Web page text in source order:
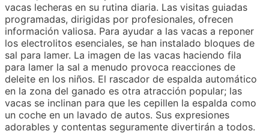
vacas lecheras en su rutina diaria. Las visitas guiadas
programadas, dirigidas por profesionales, ofrecen
información valiosa. Para ayudar a las vacas a reponer
los electrolitos esenciales, se han instalado bloques de
sal para lamer. La imagen de las vacas haciendo fila
para lamer la sal a menudo provoca reacciones de
deleite en los niños. El rascador de espalda automático
en la zona del ganado es otra atracción popular; las
vacas se inclinan para que les cepillen la espalda como
un coche en un lavado de autos. Sus expresiones
adorables y contentas seguramente divertirán a todos.